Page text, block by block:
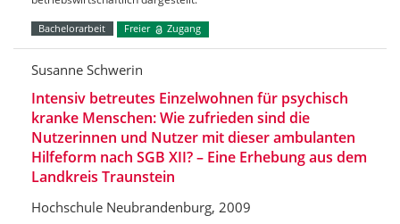
Bachelorarbeit Freier Zugang
Susanne Schwerin
Intensiv betreutes Einzelwohnen für psychisch
kranke Menschen: Wie zufrieden sind die
Nutzerinnen und Nutzer mit dieser ambulanten
Hilfeform nach SGB XII? – Eine Erhebung aus dem
Landkreis Traunstein
Hochschule Neubrandenburg, 2009